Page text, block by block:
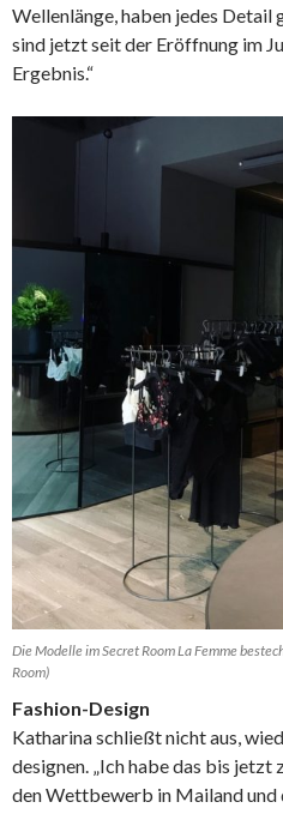
Wellenlänge, haben jedes Detail
sind jetzt seit der Eröffnung im
Ergebnis.“
Die Modelle im Secret Room La Femme
Room)
Fashion-Design
Katharina schließt nicht aus,
designen. „Ich habe das bis
den Wettbewerb in Mailand